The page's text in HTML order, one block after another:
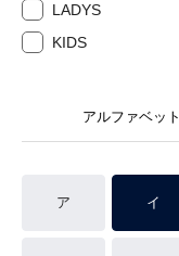
LADYS
KIDS
アルファベット
ア イ